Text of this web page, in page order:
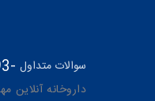
سوالات متداول -
داروخانه آنلاین